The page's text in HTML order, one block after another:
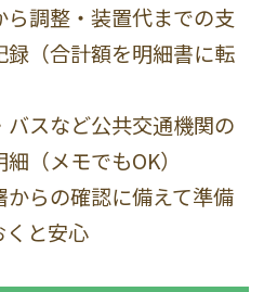
ら調整・装置代までの支
録（合計額を明細書に転
バスなど公共交通機関の
（メモでもOK）
からの確認に備えて準備
くと安心